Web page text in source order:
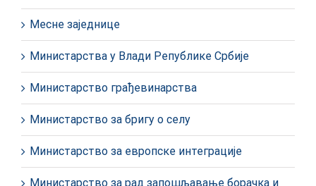
Месне заједнице
Министарства у Влади Републике Србије
Министарство грађевинарства
Министарство за бригу о селу
Министарство за европске интеграције
Министарство за рад запошљавање борачка и